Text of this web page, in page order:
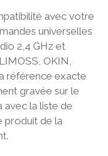
avec votre
universelles
2,4 GHz et
OKIN,
référence exacte
gravée sur le
la liste de
produit de la